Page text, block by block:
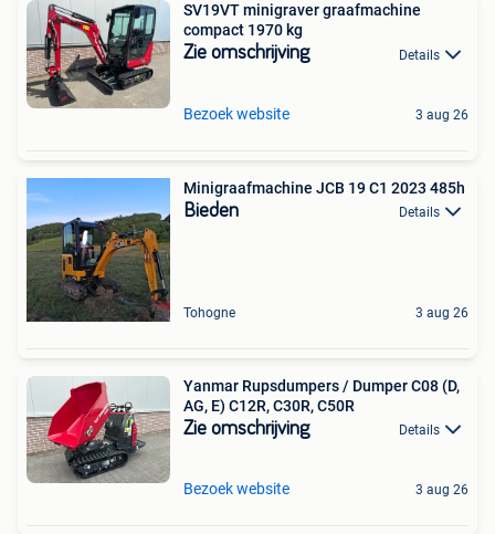
SV19VT minigraver graafmachine
compact 1970 kg
Zie omschrijving Details
Bezoek website 3 aug 26
Minigraafmachine JCB 19 C1 2023 485h
Bieden Details
Tohogne 3 aug 26
Yanmar Rupsdumpers / Dumper C08 (D,
AG, E) C12R, C30R, C50R
Zie omschrijving Details
Bezoek website 3 aug 26